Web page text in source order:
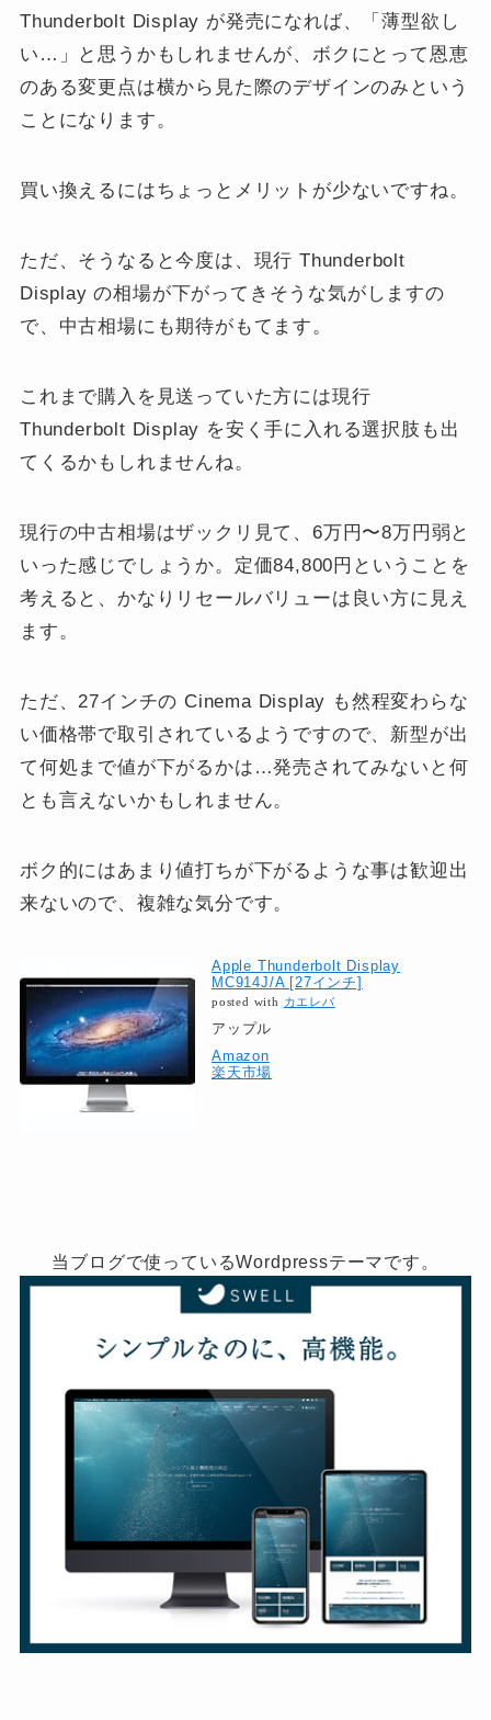
Thunderbolt Display が発売になれば、「薄型欲し
い…」と思うかもしれませんが、ボクにとって恩恵
のある変更点は横から見た際のデザインのみという
ことになります。
買い換えるにはちょっとメリットが少ないですね。
ただ、そうなると今度は、現行 Thunderbolt
Display の相場が下がってきそうな気がしますの
で、中古相場にも期待がもてます。
これまで購入を見送っていた方には現行
Thunderbolt Display を安く手に入れる選択肢も出
てくるかもしれませんね。
現行の中古相場はザックリ見て、6万円〜8万円弱と
いった感じでしょうか。定価84,800円ということを
考えると、かなりリセールバリューは良い方に見え
ます。
ただ、27インチの Cinema Display も然程変わらな
い価格帯で取引されているようですので、新型が出
て何処まで値が下がるかは…発売されてみないと何
とも言えないかもしれません。
ボク的にはあまり値打ちが下がるような事は歓迎出
来ないので、複雑な気分です。
Apple Thunderbolt Display
MC914J/A [27インチ]
posted with カエレバ
アップル
Amazon
楽天市場
当ブログで使っているWordpressテーマです。